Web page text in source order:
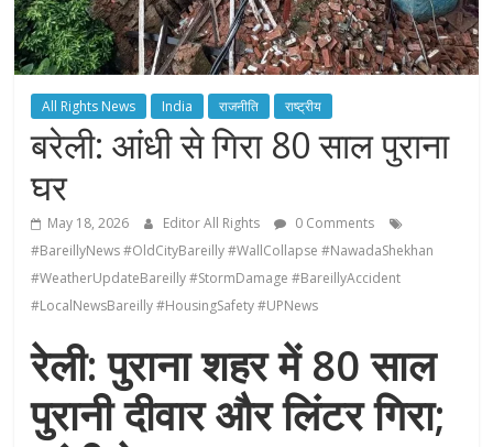
All Rights News India राजनीति राष्ट्रीय
बरेली: आंधी से गिरा 80 साल पुराना
घर
May 18, 2026 Editor All Rights
0 Comments
#BareillyNews #OldCityBareilly #WallCollapse #NawadaShekhan
#WeatherUpdateBareilly #StormDamage #BareillyAccident
#LocalNewsBareilly #HousingSafety #UPNews
रेली: पुराना शहर में 80 साल
पुरानी दीवार और लिंटर गिरा;